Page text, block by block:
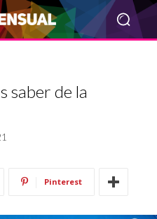
saber de la
Pinterest